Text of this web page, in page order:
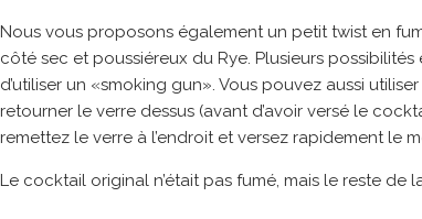
Nous vous proposons également un petit twist en
côté sec et poussiéreux du Rye. Plusieurs
d’utiliser un «smoking gun». Vous pouvez aussi
retourner le verre dessus (avant d’avoir versé le
remettez le verre à l’endroit et versez rapidement le
Le cocktail original n’était pas fumé, mais le reste de